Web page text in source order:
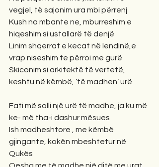
vegjel, të sajonim ura mbi përrenj
Kush na mbante ne, mburreshim e
hiqeshim si ustallarë të denjë
Linim shqerrat e kecat në lendinë,e
vrap niseshim te përroi me gurë
Skiconim si arkitektë të vertetë,
keshtu në këmbë, ‘të madhen’ urë
Fati më solli një urë të madhe, ja ku më
ke- më tha-i dashur mësues
Ish madheshtore , me këmbë
gjingante, kokën mbeshtetur në
Qukës